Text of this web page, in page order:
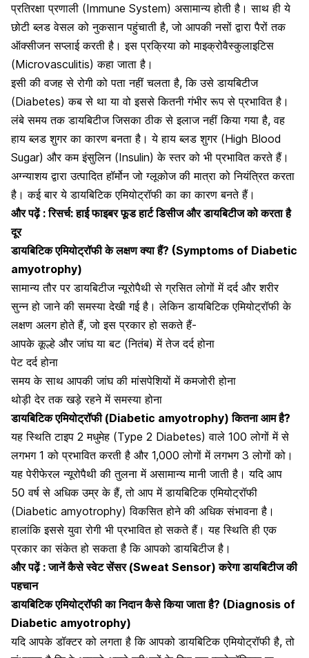
प्रतिरक्षा प्रणाली (Immune System) असामान्य होती है। साथ ही ये
छोटी ब्लड वेसल को नुकसान पहुंचाती है,जो आपकी नसों द्वारा पैरों तक
ऑक्सीजन सप्लाई करती है।इस प्रक्रिया कोमाइक्रोवैस्कुलाइटिस
(Microvasculitis)कहा जाता है।
इसी की वजह से रोगी को पता नहीं चलता है, कि उसे डायबिटीज
(Diabetes) कब से था या वो इससे कितनी गंभीर रूप से प्रभावित है।
लंबे समय तक डायबिटीज जिसका ठीक से इलाज नहीं किया गया है, वह
हायब्लड शुगरका कारण बनता है। ये हाय ब्लड शुगर (High Blood
Sugar) और कम इंसुलिन (Insulin) के स्तर को भी प्रभावित करते हैं।
अग्न्याशय द्वारा उत्पादित हॉर्मोन जो ग्लूकोज की मात्रा को नियंत्रित करता
है। कई बार ये डायबिटिक एमियोट्रॉफी का का कारण बनते हैं।
और पढ़ें : रिसर्च: हाई फाइबर फूड हार्ट डिसीज और डायबिटीज को करता है
दूर
डायबिटिक एमियोट्रॉफी के लक्षण क्या हैं? (Symptoms of Diabetic
amyotrophy)
सामान्य तौर पर डायबिटीज न्यूरोपैथी से ग्रसित लोगों में दर्द और शरीर
सुन्न हो जाने की समस्या देखी गई है। लेकिन डायबिटिक एमियोट्रॉफी के
लक्षण अलग होते हैं, जो इस प्रकार हो सकते हैं-
आपके कूल्हे और जांघ या बट (नितंब) में तेज दर्द होना
पेट दर्द होना
समय के साथ आपकी जांघ की मांसपेशियों में कमजोरी होना
थोड़ी देर तक खड़े रहने में समस्या होना
डायबिटिक एमियोट्रॉफी (Diabetic amyotrophy) कितना आम है?
यह स्थितिटाइप 2 मधुमेह (Type 2 Diabetes) वाले 100 लोगों में से
लगभग 1 को प्रभावित करती है और 1,000 लोगों में लगभग 3 लोगों को।
यह पेरीफेरल न्यूरोपैथी की तुलना में असामान्य मानी जाती है। यदि आप
50 वर्ष से अधिक उम्र के हैं, तो आप में डायबिटिक एमियोट्रॉफी
(Diabetic amyotrophy) विकसित होने की अधिक संभावना है।
हालांकि इससे युवा रोगी भी प्रभावित हो सकते हैं। यह स्थिति ही एक
प्रकार का संकेत हो सकता है कि आपको डायबिटीज है।
और पढ़ें : जानें कैसे स्वेट सेंसर (Sweat Sensor) करेगा डायबिटीज की
पहचान
डायबिटिक एमियोट्रॉफी का निदान कैसे किया जाता है? (Diagnosis of
Diabetic amyotrophy)
यदि आपके डॉक्टर को लगता है कि आपको डायबिटिक एमियोट्रॉफी है, तो